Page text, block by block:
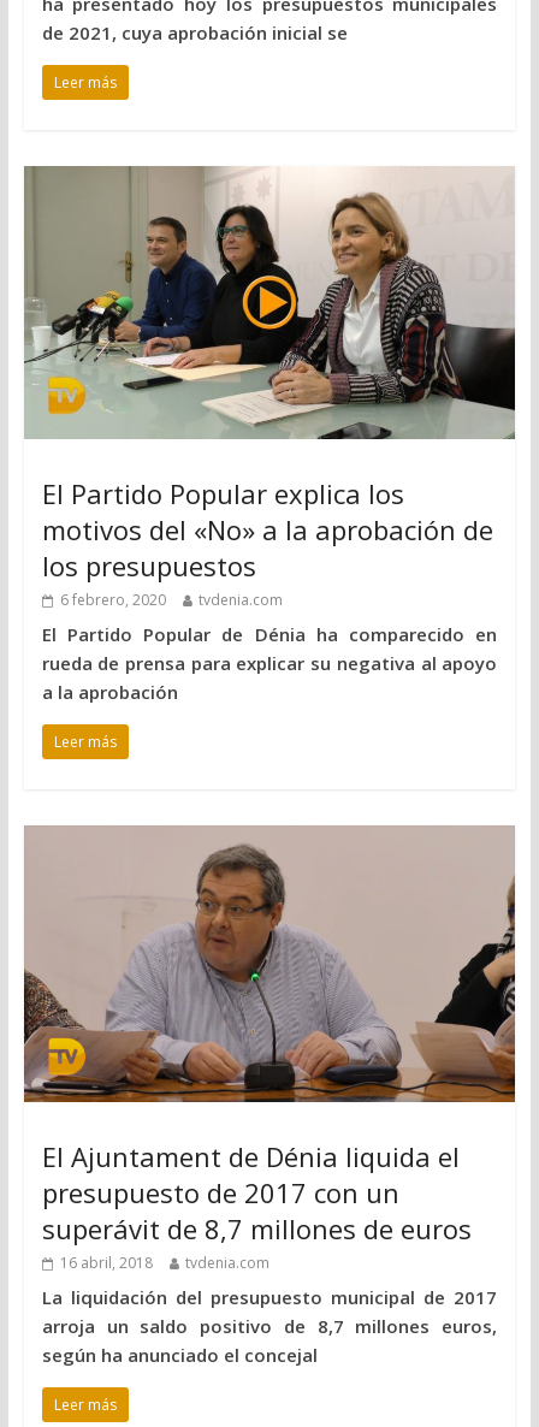
de 2021, cuya aprobación inicial se
Leer más
El Partido Popular explica los
motivos del «No» a la aprobación de
los presupuestos
6 febrero, 2020 tvdenia.com
El Partido Popular de Dénia ha comparecido en
rueda de prensa para explicar su negativa al apoyo
a la aprobación
Leer más
El Ajuntament de Dénia liquida el
presupuesto de 2017 con un
superávit de 8,7 millones de euros
16 abril, 2018 tvdenia.com
La liquidación del presupuesto municipal de 2017
arroja un saldo positivo de 8,7 millones euros,
según ha anunciado el concejal
Leer más